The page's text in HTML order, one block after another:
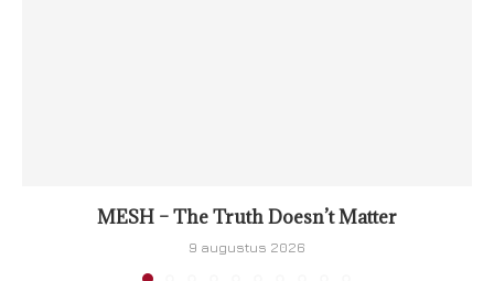
MESH – The Truth Doesn’t Matter
9 augustus 2026